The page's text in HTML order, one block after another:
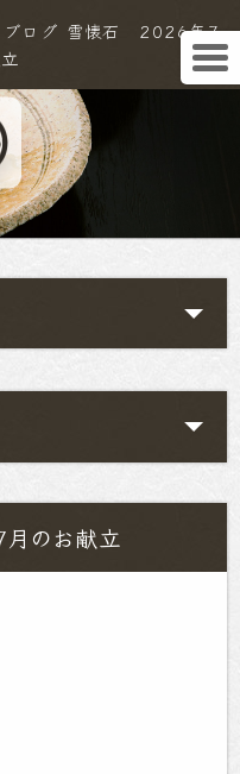
ブログ 雪懐石 2026年7
のお献立